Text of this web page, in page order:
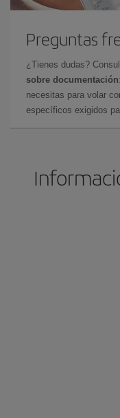
Preguntas
¿Tienes dudas?
sobre documentación
necesitas para volar
específicos exigidos